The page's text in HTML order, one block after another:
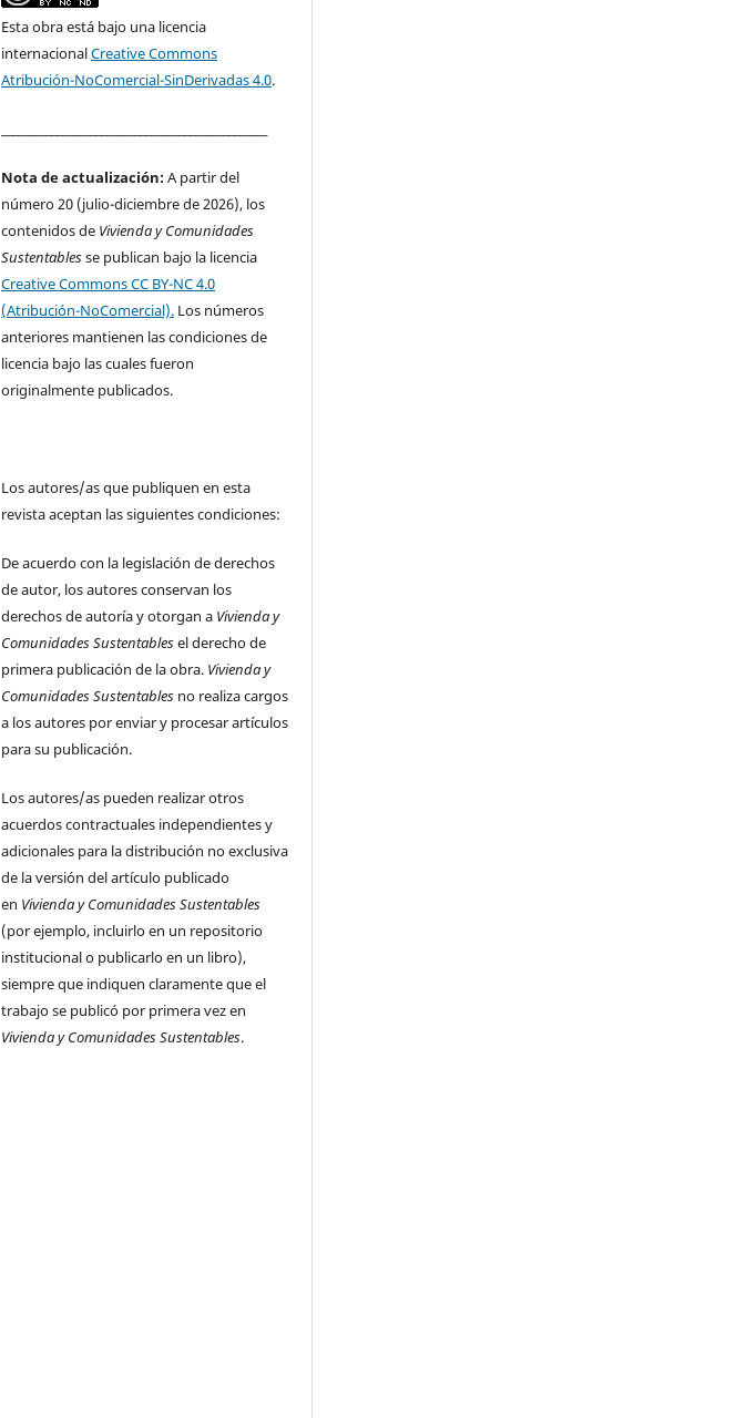
Esta obra está bajo una licencia
internacionalCreative Commons
Atribución-NoComercial-SinDerivadas 4.0.
Nota de actualización:A partir del
número 20 (julio-diciembre de 2026), los
contenidos de Vivienda y Comunidades
Sustentablesse publican bajo la licencia
Creative Commons CC BY-NC 4.0
(Atribución-NoComercial). Los números
anteriores mantienen las condiciones de
licencia bajo las cuales fueron
originalmente publicados.
Los autores/as que publiquen en esta
revista aceptan las siguientes condiciones:
De acuerdo con la legislación de derechos
de autor, los autores conservan los
derechos de autoría y otorgan a Vivienda y
Comunidades Sustentablesel derecho de
primera publicación de la obra. Vivienda y
Comunidades Sustentables no realiza cargos
a los autores por enviar y procesar artículos
para su publicación.
Los autores/as pueden realizar otros
acuerdos contractuales independientes y
adicionales para la distribución no exclusiva
de la versión del artículo publicado
en Vivienda y Comunidades Sustentables
(por ejemplo, incluirlo en un repositorio
institucional o publicarlo en un libro),
siempre que indiquen claramente que el
trabajo se publicó por primera vez en
Vivienda y Comunidades Sustentables.